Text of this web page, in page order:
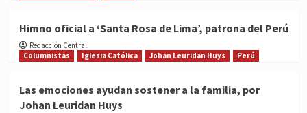
Himno oficial a ‘Santa Rosa de Lima’, patrona del Perú
Redacción Central
Columnistas
Iglesia Católica Johan Leuridan Huys Perú
Las emociones ayudan sostener a la familia, por
Johan Leuridan Huys